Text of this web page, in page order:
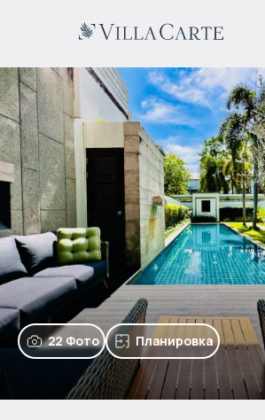
22 Фото Планировка